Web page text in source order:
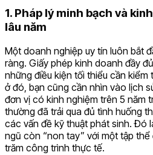
1. Pháp lý minh bạch và
lâu năm
Một doanh nghiệp uy tín luôn bắt
ràng. Giấy phép kinh doanh đầy
những điều kiện tối thiểu cần kiểm
ở đó, bạn cũng cần nhìn vào lịch
đơn vị có kinh nghiệm trên 5 năm
thường đã trải qua đủ tình huống
các vấn đề kỹ thuật phát sinh. Đó
ngũ còn “non tay” với một tập
trăm công trình thực tế.